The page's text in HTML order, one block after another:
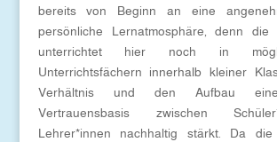
bereits von Beginn an eine
persönliche Lernatmosphäre, denn die
unterrichtet hier noch in
Unterrichtsfächern innerhalb kleiner
Verhältnis und den Aufbau
Vertrauensbasis zwischen
Lehrer*innen nachhaltig stärkt. Da die